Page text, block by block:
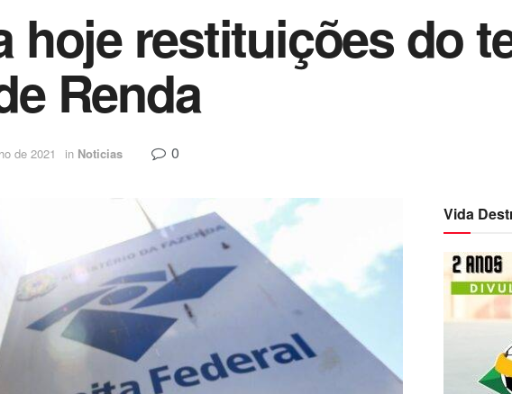
hoje restituições do
Renda
de 2021 in Noticias 0
Vida